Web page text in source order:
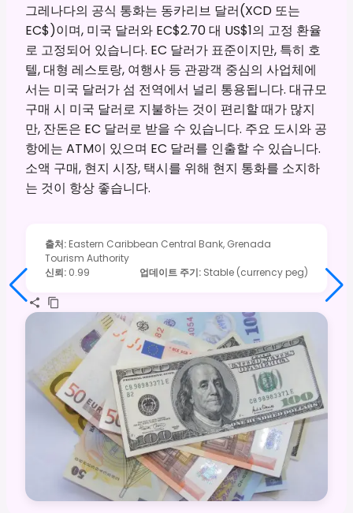
그레나다의 공식 통화는 동카리브 달러(XCD 또는
EC$)이며, 미국 달러와 EC$2.70 대 US$1의 고정 환율
로 고정되어 있습니다. EC 달러가 표준이지만, 특히 호
텔, 대형 레스토랑, 여행사 등 관광객 중심의 사업체에
서는 미국 달러가 섬 전역에서 널리 통용됩니다. 대규모
구매 시 미국 달러로 지불하는 것이 편리할 때가 많지
만, 잔돈은 EC 달러로 받을 수 있습니다. 주요 도시와 공
항에는 ATM이 있으며 EC 달러를 인출할 수 있습니다.
소액 구매, 현지 시장, 택시를 위해 현지 통화를 소지하
는 것이 항상 좋습니다.
출처: Eastern Caribbean Central Bank, Grenada
Tourism Authority
신뢰: 0.99 업데이트 주기: Stable (currency peg)